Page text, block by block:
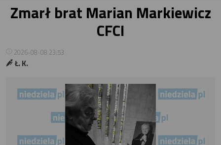
Zmarł brat Marian Markiewicz
CFCI
2026-08-08 23:53
Ł. K.